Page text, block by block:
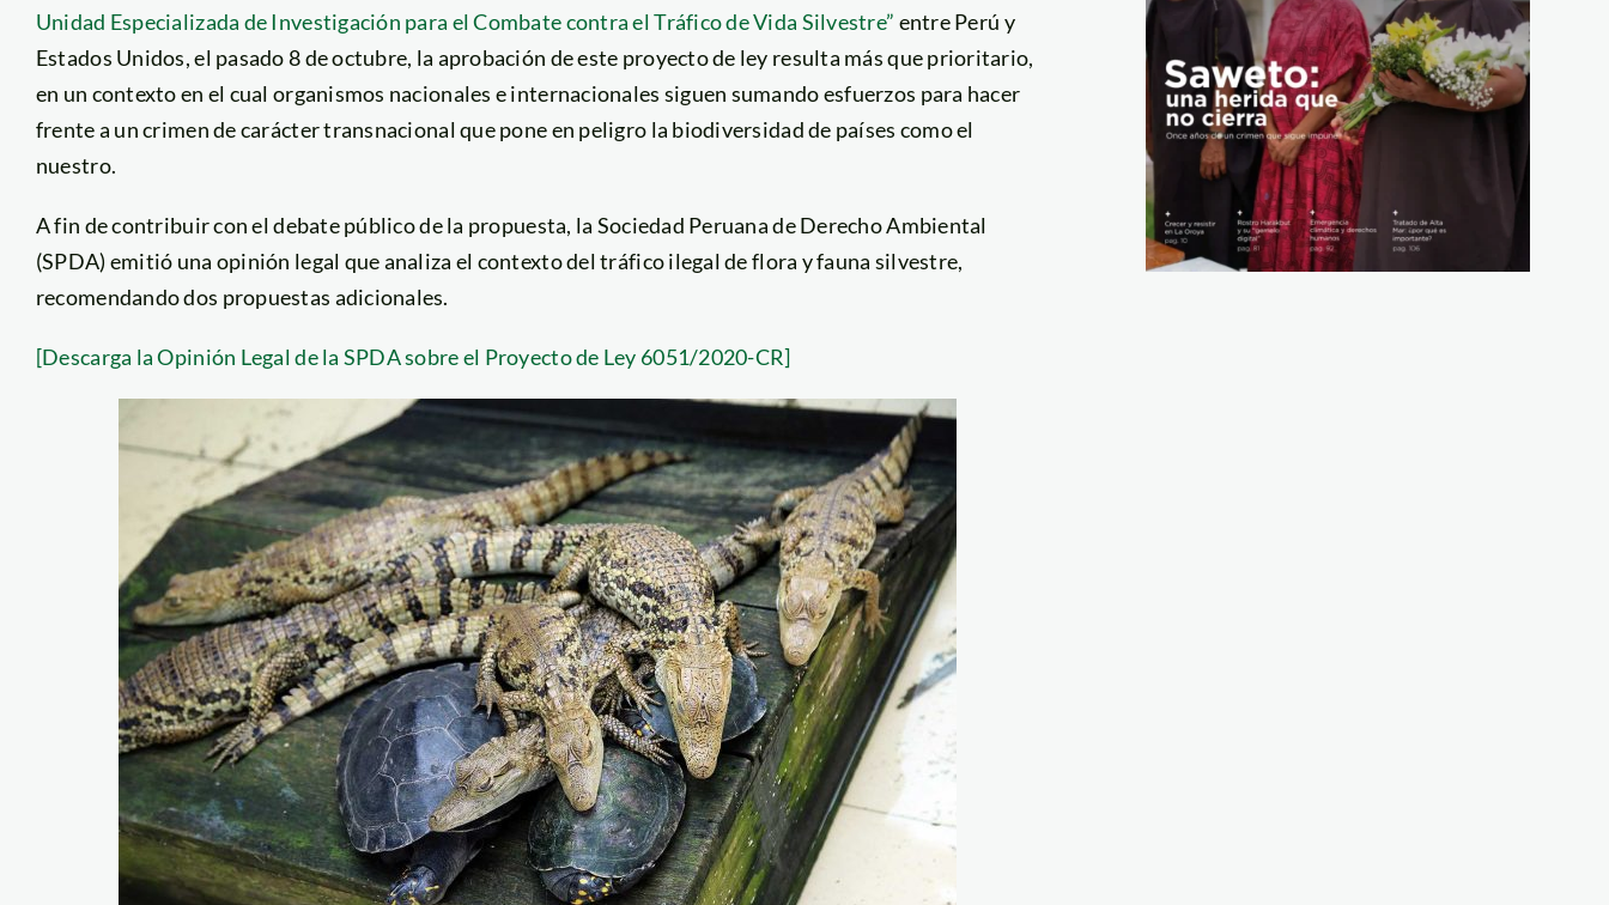
Unidad Especializada de Investigación para el Combate contra el Tráfico de Vida Silvestre” entre Perú y
Estados Unidos, el pasado 8 de octubre, la aprobación de este proyecto de ley resulta más que prioritario,
en un contexto en el cual organismos nacionales e internacionales siguen sumando esfuerzos para hacer
frente a un crimen de carácter transnacional que pone en peligro la biodiversidad de países como el
nuestro.
A fin de contribuir con el debate público de la propuesta, la Sociedad Peruana de Derecho Ambiental
(SPDA) emitió una opinión legal que analiza el contexto del tráfico ilegal de flora y fauna silvestre,
recomendando dos propuestas adicionales.
[Descarga la Opinión Legal de la SPDA sobre el Proyecto de Ley 6051/2020-CR]